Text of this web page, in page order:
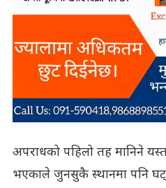
अपराधको पहिलो तह मानिने
भएकाले जुनसुकै स्थानमा पनि